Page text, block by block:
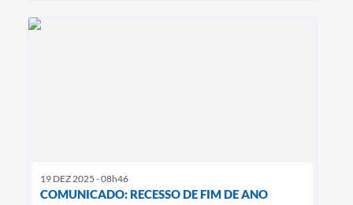
19 DEZ 2025 - 08h46
COMUNICADO: RECESSO DE FIM DE ANO